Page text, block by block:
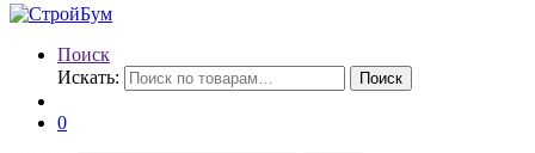
Поиск
Искать:
Поиск
0